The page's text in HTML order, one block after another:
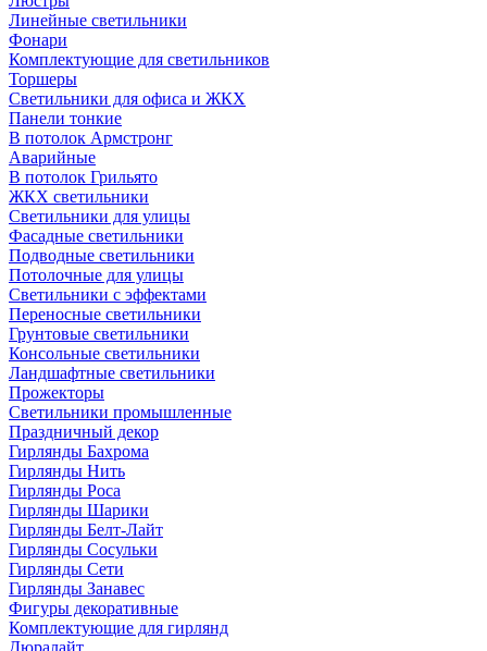
Линейные светильники
Фонари
Комплектующие для светильников
Торшеры
Светильники для офиса и ЖКХ
Панели тонкие
В потолок Армстронг
Аварийные
В потолок Грильято
ЖКХ светильники
Светильники для улицы
Фасадные светильники
Подводные светильники
Потолочные для улицы
Светильники с эффектами
Переносные светильники
Грунтовые светильники
Консольные светильники
Ландшафтные светильники
Прожекторы
Светильники промышленные
Праздничный декор
Гирлянды Бахрома
Гирлянды Нить
Гирлянды Роса
Гирлянды Шарики
Гирлянды Белт-Лайт
Гирлянды Сосульки
Гирлянды Сети
Гирлянды Занавес
Фигуры декоративные
Комплектующие для гирлянд
Дюралайт